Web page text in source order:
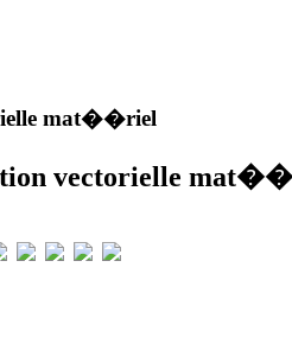
mat��riel
vectorielle